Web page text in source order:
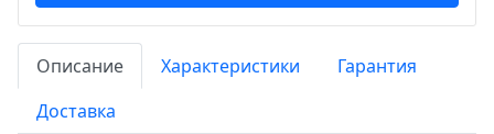
Описание Характеристики
Гарантия
Доставка